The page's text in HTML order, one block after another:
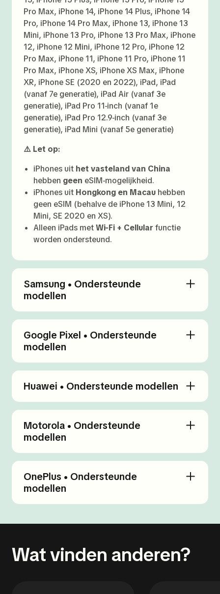
Pro Max, iPhone 14, iPhone 14 Plus, iPhone 14
Pro, iPhone 14 Pro Max, iPhone 13, iPhone 13
Mini, iPhone 13 Pro, iPhone 13 Pro Max, iPhone
12, iPhone 12 Mini, iPhone 12 Pro, iPhone 12
Pro Max, iPhone 11, iPhone 11 Pro, iPhone 11
Pro Max, iPhone XS, iPhone XS Max, iPhone
XR, iPhone SE (2020 en 2022), iPad, iPad
(vanaf 7e generatie), iPad Air (vanaf 3e
generatie), iPad Pro 11-inch (vanaf 1e
generatie), iPad Pro 12.9-inch (vanaf 3e
generatie), iPad Mini (vanaf 5e generatie)
⚠️ Let op:
iPhones uit het vasteland van China
hebben geen eSIM-mogelijkheid.
iPhones uit Hongkong en Macau hebben
geen eSIM (behalve de iPhone 13 Mini, 12
Mini, SE 2020 en XS).
Alleen iPads metWi-Fi + Cellular functie
worden ondersteund.
Samsung • Ondersteunde
modellen
Google Pixel • Ondersteunde
modellen
Huawei • Ondersteunde modellen
Motorola • Ondersteunde
modellen
OnePlus • Ondersteunde
modellen
Wat vinden anderen?